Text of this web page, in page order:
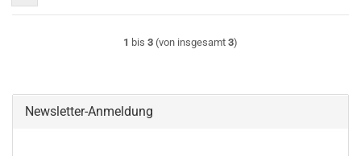
1 bis 3 (von insgesamt 3)
Newsletter-Anmeldung